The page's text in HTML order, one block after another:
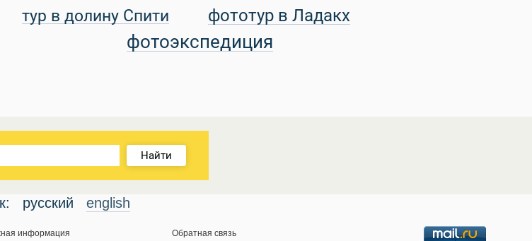
тур в долину Спити фототур в Ладакх
фотоэкспедиция
Найти
русский english
информация Обратная связь